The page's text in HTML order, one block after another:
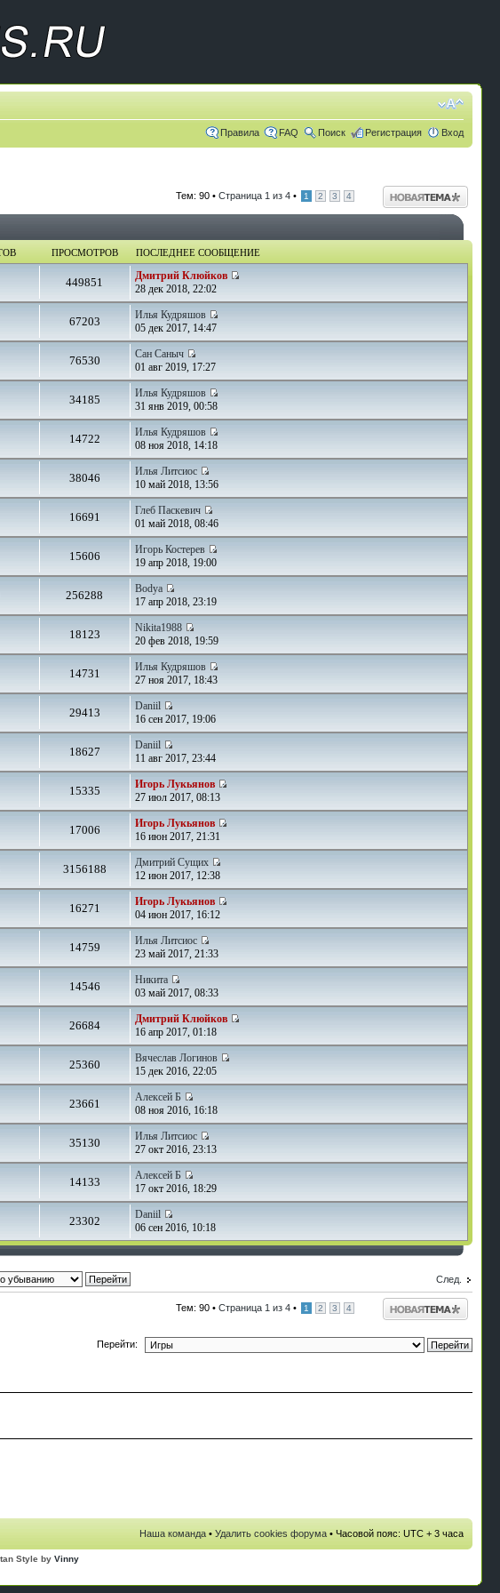
Правила FAQ Поиск Регистрация Вход
Начать новую
тему
Тем: 90 • Страница 1 из 4 • 1 2 3 4
ПРОСМОТРОВ ПОСЛЕДНЕЕ СООБЩЕНИЕ
449851
Дмитрий Клюйков
28 дек 2018, 22:02
67203
Илья Кудряшов
05 дек 2017, 14:47
76530
Сан Саныч
01 авг 2019, 17:27
34185
Илья Кудряшов
31 янв 2019, 00:58
14722
Илья Кудряшов
08 ноя 2018, 14:18
38046
Илья Литсиос
10 май 2018, 13:56
16691
Глеб Паскевич
01 май 2018, 08:46
15606
Игорь Костерев
19 апр 2018, 19:00
256288
Bodya
17 апр 2018, 23:19
18123
Nikita1988
20 фев 2018, 19:59
14731
Илья Кудряшов
27 ноя 2017, 18:43
29413
Daniil
16 сен 2017, 19:06
18627
Daniil
11 авг 2017, 23:44
15335
Игорь Лукьянов
27 июл 2017, 08:13
17006
Игорь Лукьянов
16 июн 2017, 21:31
3156188
Дмитрий Сущих
12 июн 2017, 12:38
16271
Игорь Лукьянов
04 июн 2017, 16:12
14759
Илья Литсиос
23 май 2017, 21:33
14546
Никита
03 май 2017, 08:33
26684
Дмитрий Клюйков
16 апр 2017, 01:18
25360
Вячеслав Логинов
15 дек 2016, 22:05
23661
Алексей Б
08 ноя 2016, 16:18
35130
Илья Литсиос
27 окт 2016, 23:13
14133
Алексей Б
17 окт 2016, 18:29
23302
Daniil
06 сен 2016, 10:18
След.
Начать новую
тему
Тем: 90 • Страница 1 из 4 • 1 2 3 4
Перейти:
Наша команда • Удалить cookies форума • Часовой пояс: UTC + 3 часа
Style by Vinny